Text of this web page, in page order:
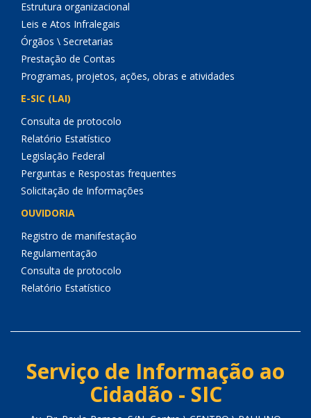
Estrutura organizacional
Leis e Atos Infralegais
Órgãos \ Secretarias
Prestação de Contas
Programas, projetos, ações, obras e atividades
E-SIC (LAI)
Consulta de protocolo
Relatório Estatístico
Legislação Federal
Perguntas e Respostas frequentes
Solicitação de Informações
OUVIDORIA
Registro de manifestação
Regulamentação
Consulta de protocolo
Relatório Estatístico
Serviço de Informação ao
Cidadão - SIC